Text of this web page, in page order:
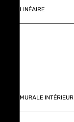
LINÉAIRE
MURALE INTÉRIEUR